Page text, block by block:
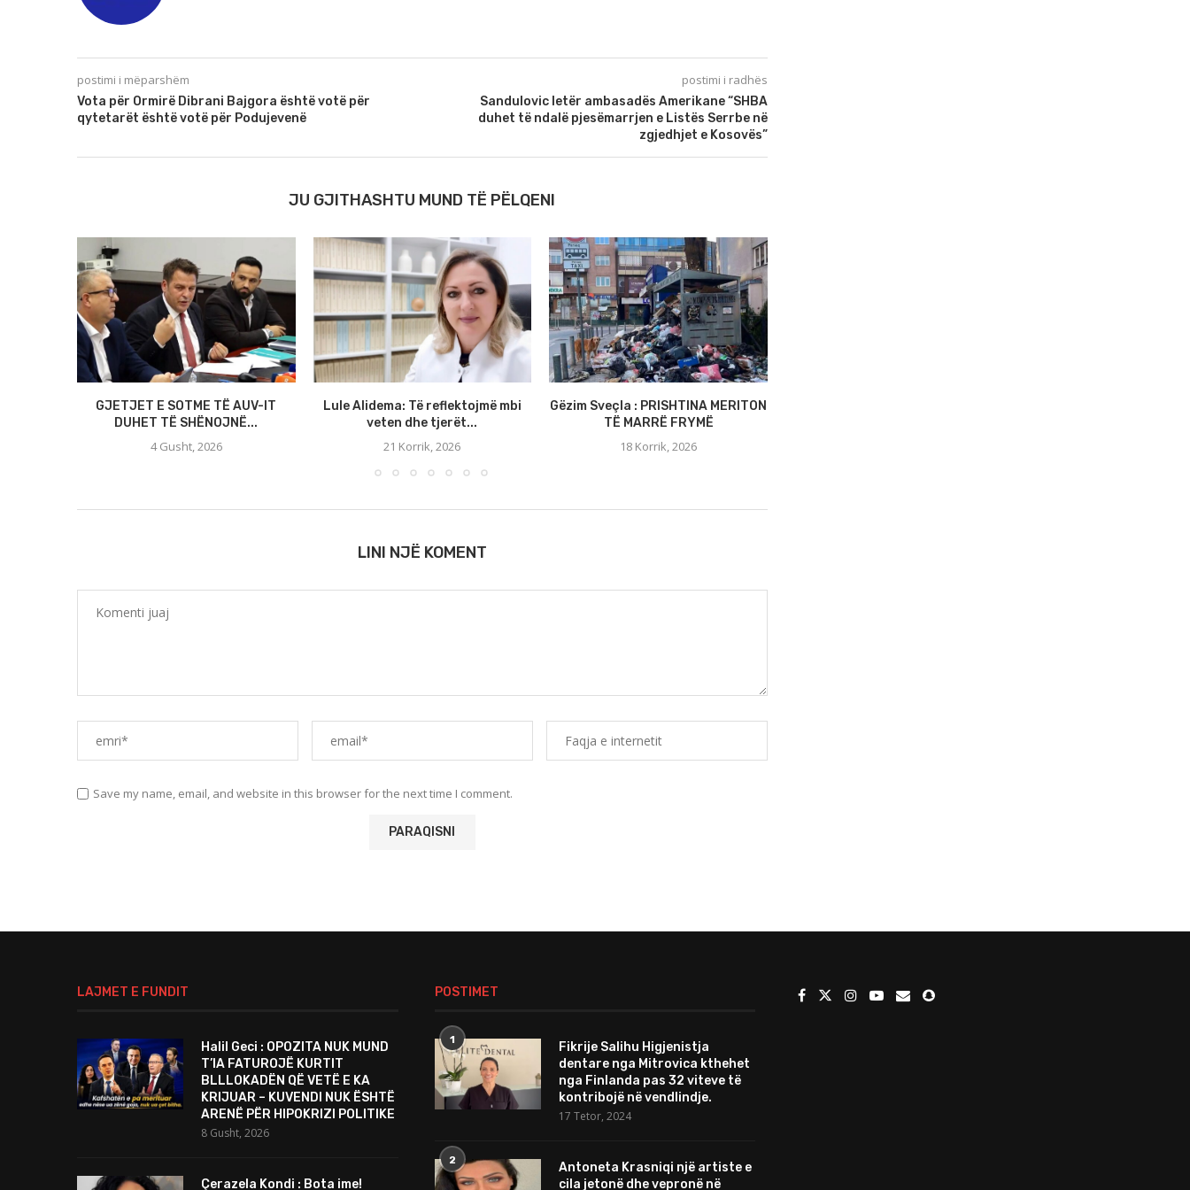
postimi i mëparshëm
Vota për Ormirë Dibrani Bajgora është votë për
qytetarët është votë për Podujevenë
postimi i radhës
Sandulovic letër ambasadës Amerikane “SHBA
duhet të ndalë pjesëmarrjen e Listës Serrbe në
zgjedhjet e Kosovës”
JU GJITHASHTU MUND TË PËLQENI
GJETJET E SOTME TË AUV-IT
DUHET TË SHËNOJNË...
4 Gusht, 2026
Lule Alidema: Të reflektojmë mbi
veten dhe tjerët...
21 Korrik, 2026
Gëzim Sveçla : PRISHTINA MERITON
TË MARRË FRYMË
18 Korrik, 2026
LINI NJË KOMENT
Save my name, email, and website in this browser for the next time I comment.
LAJMET E FUNDIT
Halil Geci : OPOZITA NUK MUND
T’IA FATUROJË KURTIT
BLLLOKADËN QË VETË E KA
KRIJUAR – KUVENDI NUK ËSHTË
ARENË PËR HIPOKRIZI POLITIKE
8 Gusht, 2026
Çerazela Kondi : Bota ime!
POSTIMET
1
Fikrije Salihu Higjenistja
dentare nga Mitrovica kthehet
nga Finlanda pas 32 viteve të
kontribojë në vendlindje.
17 Tetor, 2024
2
Antoneta Krasniqi një artiste e
cila jetonë dhe vepronë në